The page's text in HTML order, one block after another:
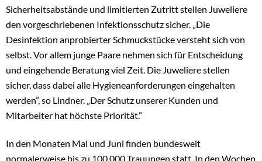
Sicherheitsabstände und limitierten Zutritt stellen Juweliere
den vorgeschriebenen Infektionsschutz sicher. „Die
Desinfektion anprobierter Schmuckstücke versteht sich von
selbst. Vor allem junge Paare nehmen sich für Entscheidung
und eingehende Beratung viel Zeit. Die Juweliere stellen
sicher, dass dabei alle Hygieneanforderungen eingehalten
werden”, so Lindner. „Der Schutz unserer Kunden und
Mitarbeiter hat höchste Priorität.”
In den Monaten Mai und Juni finden bundesweit
normalerweise bis zu 100.000 Trauungen statt. In den Wochen